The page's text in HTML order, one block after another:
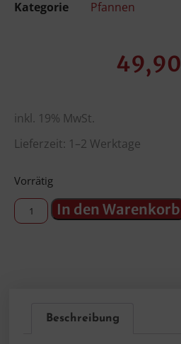
Kategorie
Pfannen
49,90
inkl. 19% MwSt.
Lieferzeit: 1–2 Werktage
Vorrätig
In den Warenkorb
Beschreibung